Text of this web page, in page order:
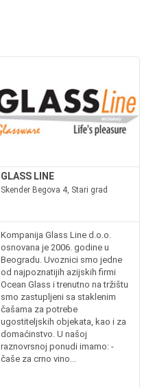
GLASS LINE
Skender Begova 4, Stari grad
Kompanija Glass Line d.o.o.
osnovana je 2006. godine u
Beogradu. Uvoznici smo jedne
od najpoznatijih azijskih firmi
Ocean Glass i trenutno na tržištu
smo zastupljeni sa staklenim
čašama za potrebe
ugostiteljskih objekata, kao i za
domaćinstvo. U našoj
raznovrsnoj ponudi imamo: -
čaše za crno vino...